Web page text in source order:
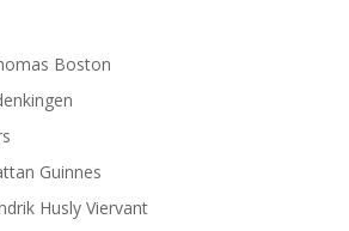
Boston
Guinnes
Husly Viervant